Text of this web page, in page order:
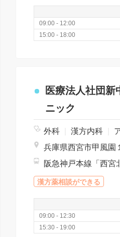
09:00 - 12:00
15:00 - 18:00
医療法人社団新
ニック
外科 漢方内科
漢方薬相談ができる
09:00 - 12:30
15:30 - 19:00